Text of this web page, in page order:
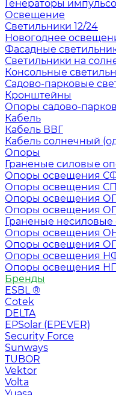
Генераторы
Освещение
Светильники 12/24
Новогоднее
Фасадные
Светильники на
Консольные
Садово-парковые
Кронштейны
Опоры садово-
Кабель
Кабель ВВГ
Кабель солнечный
Опоры
Граненые силовые
Опоры освещения
Опоры освещения
Опоры освещения
Опоры освещения
Граненые несиловые
Опоры освещения
Опоры освещения
Опоры освещения
Опоры освещения
Бренды
ESBL ®
Cotek
DELTA
EPSolar (EPEVER)
Security Force
Sunways
TUBOR
Vektor
Volta